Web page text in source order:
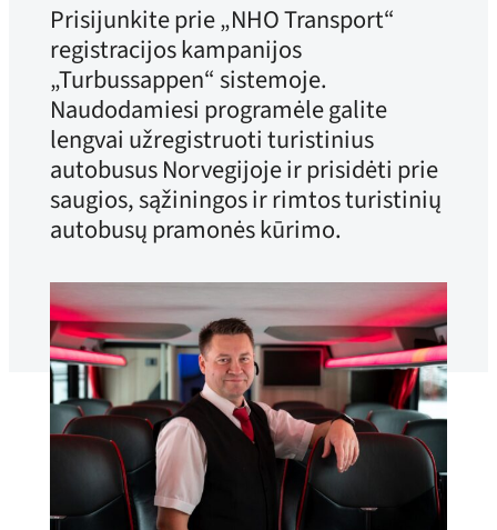
Prisijunkite prie „NHO Transport“
registracijos kampanijos
„Turbussappen“ sistemoje.
Naudodamiesi programėle galite
lengvai užregistruoti turistinius
autobusus Norvegijoje ir prisidėti prie
saugios, sąžiningos ir rimtos turistinių
autobusų pramonės kūrimo.